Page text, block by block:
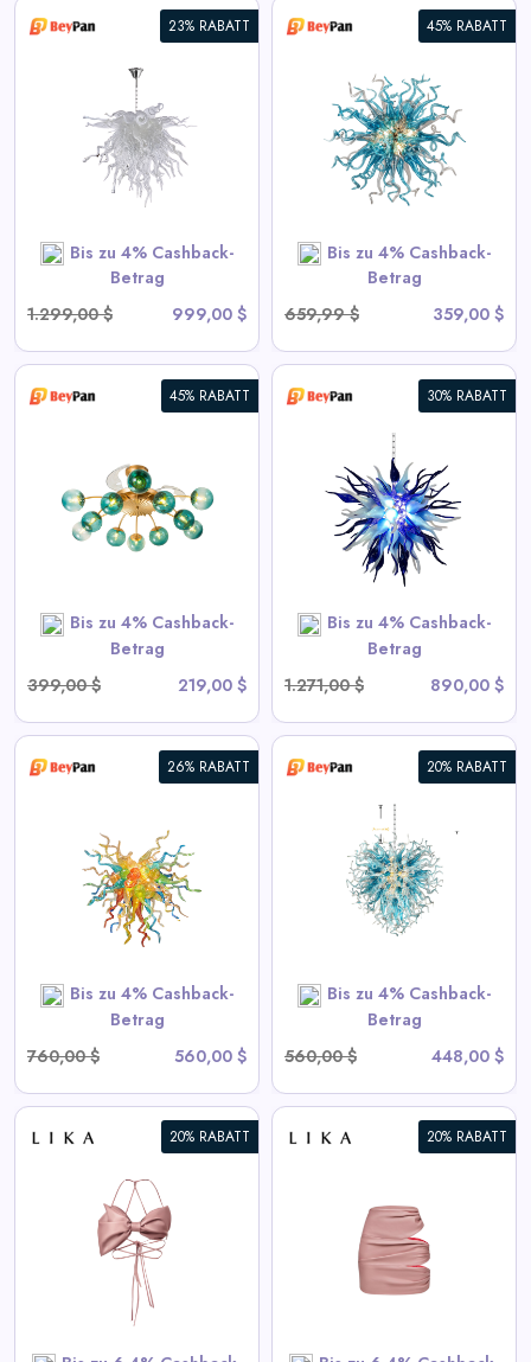
23% RABATT
Bis zu 4% Cashback-
Betrag
1.299,00 $
999,00 $
45% RABATT
Bis zu 4% Cashback-
Betrag
659,99 $
359,00 $
Moderne Blown Glass
Chandelier Sputnik Form
View All BeyPan Deals
SHOP NOW
45% RABATT
Bis zu 4% Cashback-
Betrag
399,00 $
219,00 $
30% RABATT
Bis zu 4% Cashback-
Betrag
1.271,00 $
890,00 $
Kronleuchter Gradient Blau
und Frosted Weiß
View All BeyPan Deals
SHOP NOW
26% RABATT
Bis zu 4% Cashback-
Betrag
760,00 $
560,00 $
20% RABATT
Bis zu 4% Cashback-
Betrag
560,00 $
448,00 $
Blown Glass Chandeliers
Chihuly Style Blau
View All BeyPan Deals
SHOP NOW
20% RABATT 20% RABATT
Drapierte Pink-Minirock
View All LIKA Deals